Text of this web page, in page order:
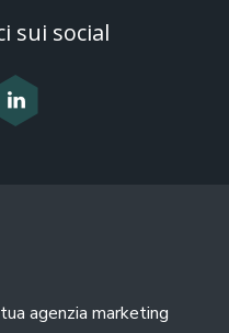
sui social
agenzia marketing